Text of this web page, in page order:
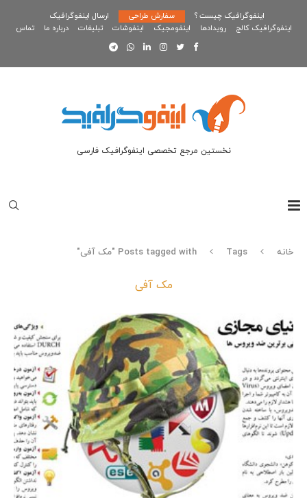
اینفوگرافیک چیست ؟ سفارش طراحی
ارسال اینفوگرافیک
اینفوگرافیک کالج
رویدادها اینفومجیک اینفوشات تبلیغات درباره ما تماس
نخستین مرجع تخصصی اینفوگرافیک فارسی
خانه Tags Posts tagged with "مک آفی"
مک آفی